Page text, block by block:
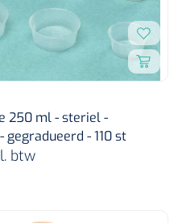
250 ml - steriel -
- 110 st
btw